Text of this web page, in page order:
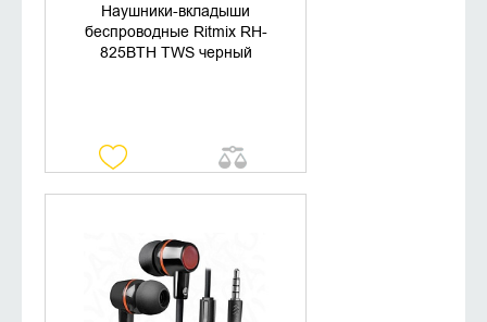
Наушники-вкладыши
беспроводные Ritmix RH-
825BTH TWS черный
УТОЧНИТЬ НАЛИЧИЕ